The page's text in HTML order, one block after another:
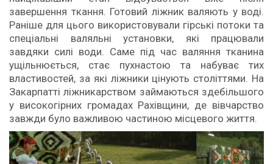
завершення ткання. Готовий ліжник валяють у воді.
Раніше для цього використовували гірські потоки та
спеціальні валяльні установки, які працювали
завдяки силі води. Саме під час валяння тканина
ущільнюється, стає пухнастою та набуває тих
властивостей, за які ліжники цінують століттями. На
Закарпатті ліжникарством займаються здебільшого
у високогірних громадах Рахівщини, де вівчарство
завжди було важливою частиною місцевого життя.